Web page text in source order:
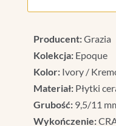
Producent:Grazia
Kolekcja:Epoque
Kolor:Ivory /
Materiał:Płytki
Grubość:9,5/11
Wykończenie: